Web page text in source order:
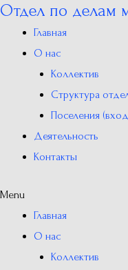
Перейти
содержимому
Отдел по делам
Главная
О нас
Коллектив
Структура
Поселения
Деятельность
Контакты
Menu
Главная
О нас
Коллектив